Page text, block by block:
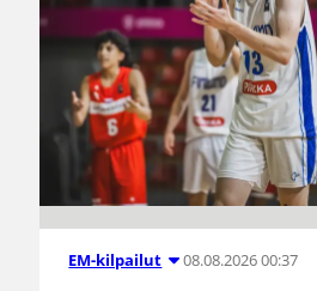
EM-kilpailut 08.08.2026 00:37